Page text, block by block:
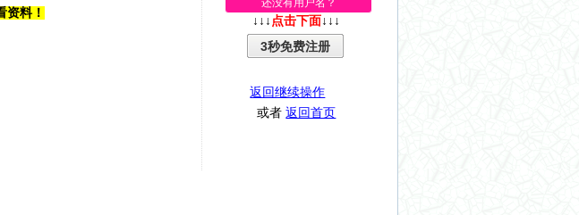
资料！
还没有用户名？
↓↓↓ 点击下面 ↓↓↓
3秒免费注册
返回继续操作
或者返回首页